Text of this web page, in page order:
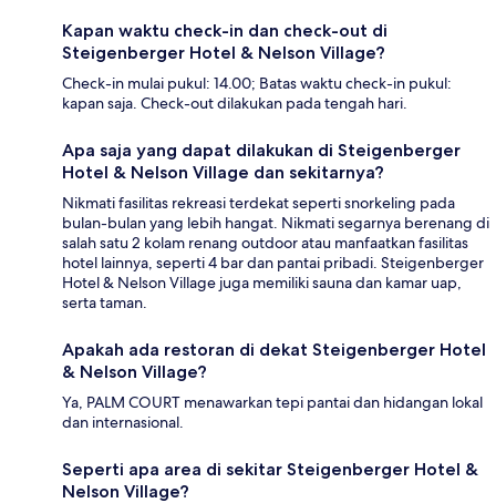
Kapan waktu check-in dan check-out di
Steigenberger Hotel & Nelson Village?
Check-in mulai pukul: 14.00; Batas waktu check-in pukul:
kapan saja. Check-out dilakukan pada tengah hari.
Apa saja yang dapat dilakukan di Steigenberger
Hotel & Nelson Village dan sekitarnya?
Nikmati fasilitas rekreasi terdekat seperti snorkeling pada
bulan-bulan yang lebih hangat. Nikmati segarnya berenang di
salah satu 2 kolam renang outdoor atau manfaatkan fasilitas
hotel lainnya, seperti 4 bar dan pantai pribadi. Steigenberger
Hotel & Nelson Village juga memiliki sauna dan kamar uap,
serta taman.
Apakah ada restoran di dekat Steigenberger Hotel
& Nelson Village?
Ya, PALM COURT menawarkan tepi pantai dan hidangan lokal
dan internasional.
Seperti apa area di sekitar Steigenberger Hotel &
Nelson Village?